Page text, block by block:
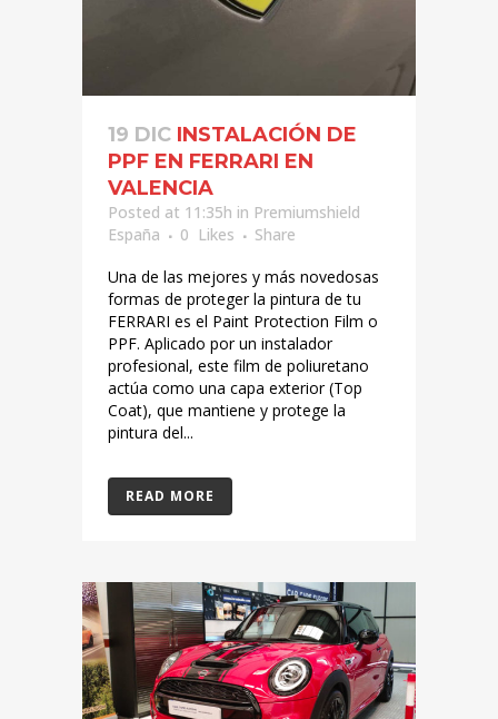
19 DIC INSTALACIÓN DE
PPF EN FERRARI EN
VALENCIA
Posted at 11:35h in Premiumshield
España
0 Likes
Share
Una de las mejores y más novedosas
formas de proteger la pintura de tu
FERRARI es el Paint Protection Film o
PPF. Aplicado por un instalador
profesional, este film de poliuretano
actúa como una capa exterior (Top
Coat), que mantiene y protege la
pintura del...
READ MORE